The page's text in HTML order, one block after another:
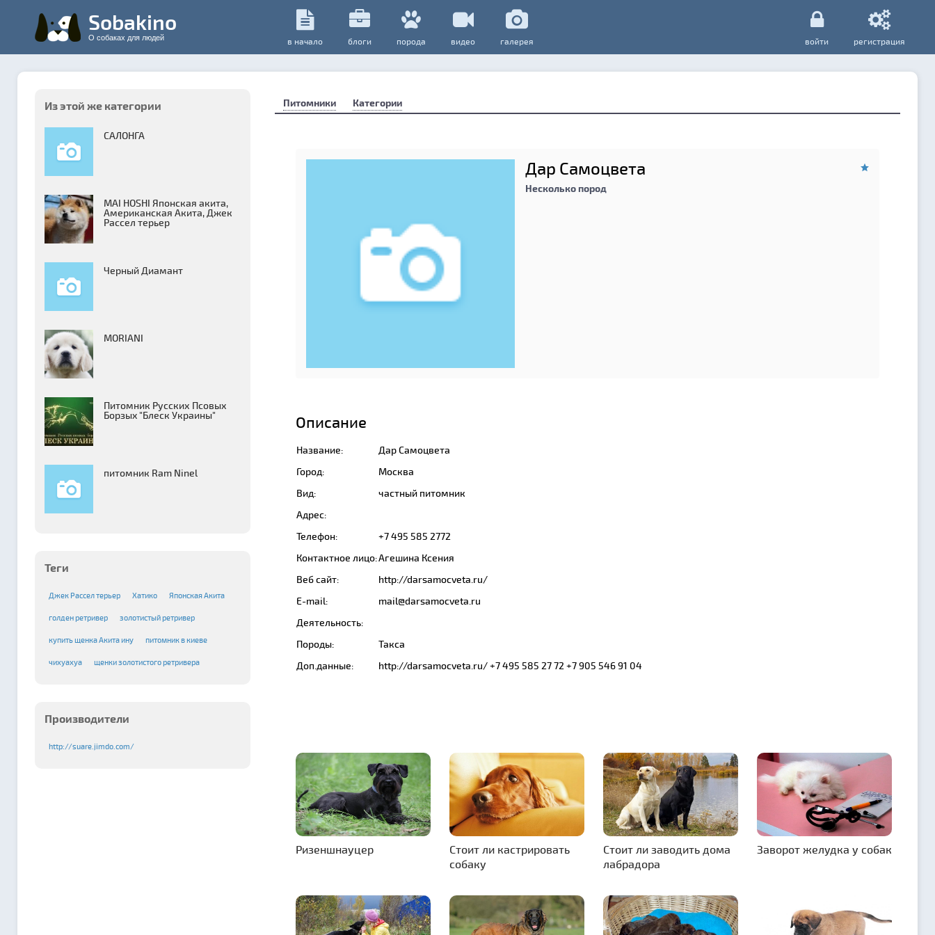
Sobakino
О собаках для людей в начало блоги порода видео галерея войти регистрация
Из этой же категории
САЛОНГА
MAI HOSHI Японская акита,
Американская Акита, Джек
Рассел терьер
Черный Диамант
MORIANI
Питомник Русских Псовых
Борзыx "Блеск Украины"
питомник Ram Ninel
Теги
Джек Рассел терьер Хатико Японская Акита
голден ретривер золотистый ретривер
купить щенка Акита ину питомник в киеве
чихуахуа щенки золотистого ретривера
Производители
http://suare.jimdo.com/
Питомники Категории
Дар Самоцвета
Несколько пород
Описание
Название:
Дар Самоцвета
Город:
Москва
Вид:
частный питомник
Адрес:
Телефон:
+7 495 585 2772
Контактное лицо:Агешина Ксения
Веб сайт:
http://darsamocveta.ru/
E-mail:
mail@darsamocveta.ru
Деятельность:
Породы:
Такса
Доп.данные:
http://darsamocveta.ru/ +7 495 585 27 72 +7 905 546 91 04
Ризеншнауцер
Стоит ли кастрировать
собаку
Стоит ли заводить дома
лабрадора
Заворот желудка у собак